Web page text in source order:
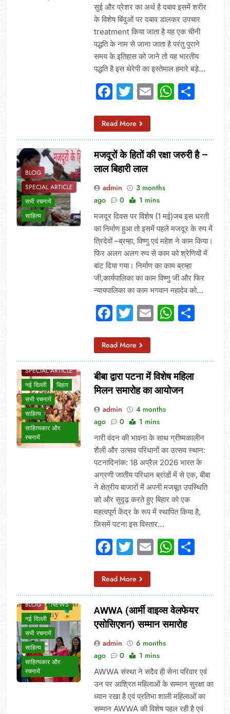
सुई और प्रेशर का अर्थ है दबाव इसमें शरीर
के विशेष बिंदुओं पर दबाव डालकर उपचार
treatment किया जाता है यह एक चीनी
पद्धति के नाम से जाना जाता है परंतु पुराने
समय के इतिहास को जाने तो यह भारतीय
पद्धति है इस थेरेपी का इस्तेमाल हमारे बड़े…
Facebook
Twitter
Email
Read More
BLOG
SPECIAL ARTICLE
सभी रचनायें
साहित्य
मजदूरों के हितों की रक्षा जरुरी है –
लाल बिहारी लाल
admin
3 months
ago
0 1 mins
मजदूर दिवस पर विशेष (1 मई)जब इस धरती
का निर्माण हुआ तो इसमें पहले मजदूर के रुप में
त्रिदेवों –ब्रम्हा, विष्णु एवं महेश ने काम किया।
फिर अलग अलग रुप से काम को श्रेणियों में
बांट दिया गया। निर्माण का काम ब्रम्हा
जी,कार्यपालिका का काम विष्णु जी और फिर
न्यायपालिका का काम भगवान महादेव को…
Facebook
Twitter
Email
Read More
SPECIAL ARTICLE
नई दिल्ली
बिहार
सभी रचनायें
साहित्य
साहित्यकार और
रचनायें
बीबा द्वारा पटना में विशेष महिला
मिलन समारोह का आयोजन
admin
4 months
ago
0 1 mins
नारी वंदन की भावना के साथ ग्रीष्मकालीन
शैली और उत्सव परिधानों का उत्सव स्थान:
पटनादिनांक: 18 अप्रैल 2026 भारत के
अग्रणी जातीय परिधान ब्रांडों में से एक, बीबा
ने क्षेत्रीय बाजारों में अपनी मजबूत उपस्थिति
को और सुदृढ़ करते हुए बिहार को एक
महत्वपूर्ण केंद्र के रूप में स्थापित किया है,
जिसमें पटना इस विस्तार…
Facebook
Twitter
Email
Read More
BLOG
NEWS
नई दिल्ली
सभी रचनायें
साहित्य
साहित्यकार और
रचनायें
AWWA (आर्मी वाइव्स वेलफेयर
एसोसिएशन) सम्मान समारोह
admin
6 months
ago
0 1 mins
AWWA संस्था ने सदैव ही सेना परिवार एवं
उन पर आश्रित महिलाओं के सम्मान सुरक्षा का
ध्यान रखा है एवं प्रतिभा शाली महिलाओं का
सम्मान AWWA की विशेष पहल रही है एवं